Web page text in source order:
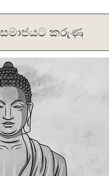
සමාජයට කරුණු